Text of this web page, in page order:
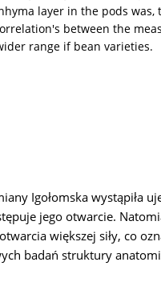
layer in the pods was,
between the
range if bean varieties.
Igołomska wystąpiła
jego otwarcie.
większej siły, co
badań struktury